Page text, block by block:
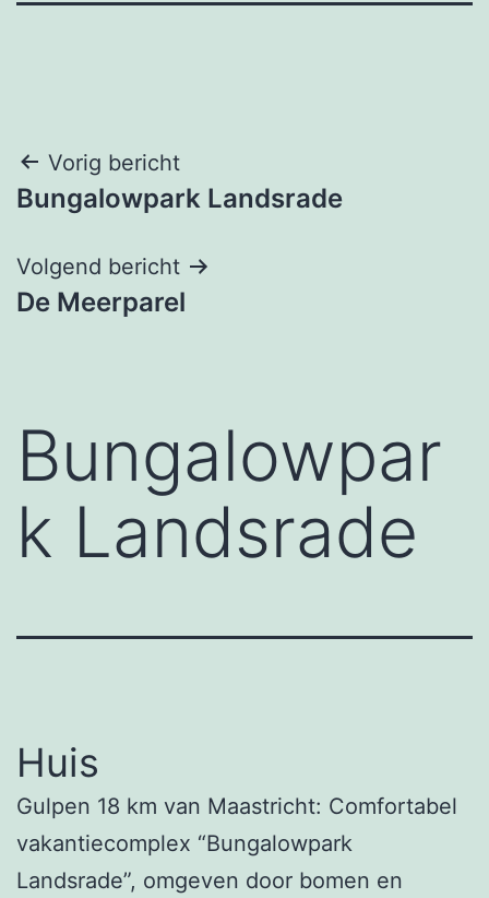
Bericht
navigatie
Vorig bericht
Bungalowpark Landsrade
Volgend bericht
De Meerparel
Bungalowpar
k Landsrade
Huis
Gulpen 18 km van Maastricht: Comfortabel
vakantiecomplex “Bungalowpark
Landsrade”, omgeven door bomen en